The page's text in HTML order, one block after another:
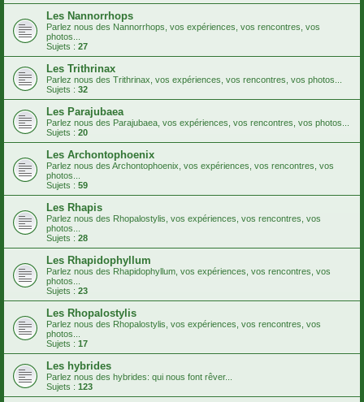
Les Nannorrhops
Parlez nous des Nannorrhops, vos expériences, vos rencontres, vos
photos...
Sujets : 27
Les Trithrinax
Parlez nous des Trithrinax, vos expériences, vos rencontres, vos photos...
Sujets : 32
Les Parajubaea
Parlez nous des Parajubaea, vos expériences, vos rencontres, vos photos...
Sujets : 20
Les Archontophoenix
Parlez nous des Archontophoenix, vos expériences, vos rencontres, vos
photos...
Sujets : 59
Les Rhapis
Parlez nous des Rhopalostylis, vos expériences, vos rencontres, vos
photos...
Sujets : 28
Les Rhapidophyllum
Parlez nous des Rhapidophyllum, vos expériences, vos rencontres, vos
photos...
Sujets : 23
Les Rhopalostylis
Parlez nous des Rhopalostylis, vos expériences, vos rencontres, vos
photos...
Sujets : 17
Les hybrides
Parlez nous des hybrides: qui nous font rêver...
Sujets : 123